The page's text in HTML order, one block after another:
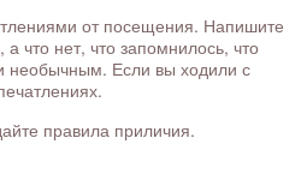
от посещения. Напишите
что нет, что запомнилось, что
необычным. Если вы ходили с
правила приличия.